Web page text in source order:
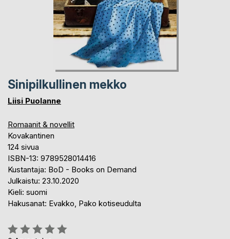
Sinipilkullinen mekko
Liisi Puolanne
Romaanit & novellit
Kovakantinen
124 sivua
ISBN-13: 9789528014416
Kustantaja: BoD - Books on Demand
Julkaistu: 23.10.2020
Kieli: suomi
Hakusanat: Evakko, Pako kotiseudulta
Arvostelu::